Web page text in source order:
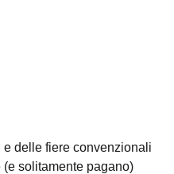
delle fiere convenzionali
solitamente pagano)